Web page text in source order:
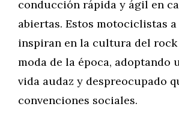
conducción rápida y ágil en
abiertas. Estos motociclistas a
inspiran en la cultura del
moda de la época, adoptando
vida audaz y despreocupado
convenciones sociales.